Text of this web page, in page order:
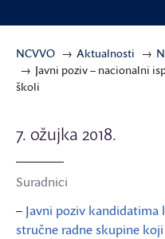
NCVVO Aktualnosti
Javni poziv – nacionalni
školi
7. ožujka 2018.
Suradnici
– Javni poziv
stručne radne skupine